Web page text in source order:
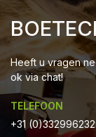
Heeft u vragen
ok via chat!
TELEFOON
+31 (0)332996232